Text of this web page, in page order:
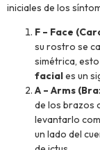
iniciales de los
F – Face
su rostro se
simétrica,
faciales un
A – Arms
de los brazos
levantarlo
un lado del